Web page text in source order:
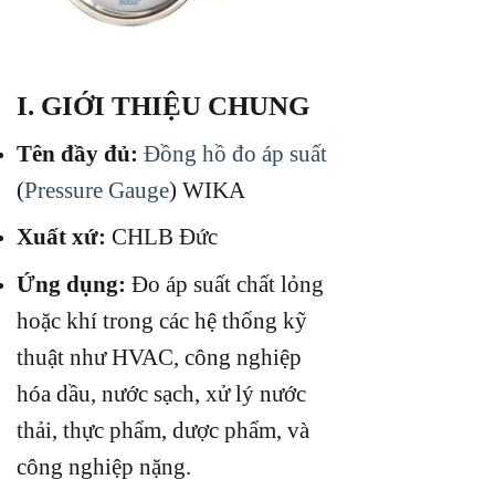
I. GIỚI THIỆU CHUNG
Tên đầy đủ: Đồng hồ đo áp suất
(Pressure Gauge) WIKA
Xuất xứ: CHLB Đức
Ứng dụng: Đo áp suất chất lỏng
hoặc khí trong các hệ thống kỹ
thuật như HVAC, công nghiệp
hóa dầu, nước sạch, xử lý nước
thải, thực phẩm, dược phẩm, và
công nghiệp nặng.